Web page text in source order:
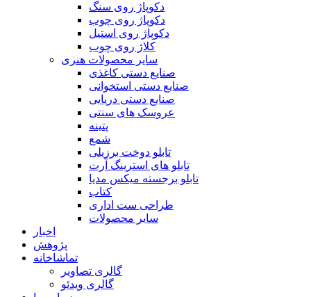
دکوپاژ روی سنگ
دکوپاژ روی چوب
دکوپاژ روی استیل
کلاژ روی چوب
سایر محصولات هنری
صنایع دستی کاغذی
صنایع دستی استخوانی
صنایع دستی دریایی
عروسک های سنتی
پتینه
شمع
تابلو دوخت برزیلی
تابلو های استرینگ آرت
تابلو برجسته میکس مدیا
کتاب
طراحی ست اداری
سایر محصولات
اخبار
پژوهش
تماشاخانه
گالری تصاویر
گالری ویدئو